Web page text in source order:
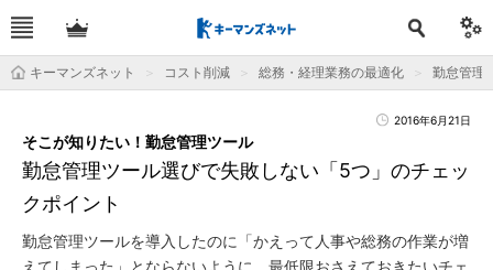
キーマンズネット コスト削減 総務・経理業務の最適化 勤怠管理
2016年6月21日
勤怠管理ツール選びで失敗しない「5つ」のチェッ
クポイント
そこが知りたい！勤怠管理ツール
勤怠管理ツールを導入したのに「かえって人事や総務の作業が増